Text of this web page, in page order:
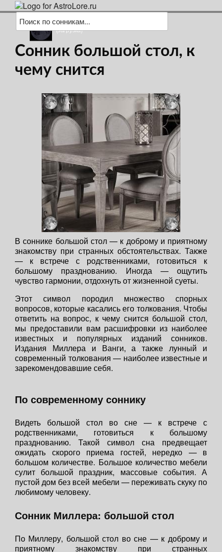
(загрузка)
Сонник большой стол, к
чему снится
В соннике большой стол — к доброму и приятному
знакомству при странных обстоятельствах. Также
— к встрече с родственниками, готовиться к
большому празднованию. Иногда — ощутить
чувство гармонии, отдохнуть от жизненной суеты.
Этот символ породил множество спорных
вопросов, которые касались его толкования. Чтобы
ответить на вопрос, к чему снится большой стол,
мы предоставили вам расшифровки из наиболее
известных и популярных изданий сонников.
Издания Миллера и Ванги, а также лунный и
современный толкования — наиболее известные и
зарекомендовавшие себя.
По современному соннику
Видеть большой стол во сне — к встрече с
родственниками, готовиться к большому
празднованию. Такой символ сна предвещает
ожидать скорого приема гостей, нередко — в
большом количестве. Большое количество мебели
сулит большой праздник, массовые события. А
пустой дом без всей мебели — переживать скуку по
любимому человеку.
Сонник Миллера: большой стол
По Миллеру, большой стол во сне — к доброму и
приятному знакомству при странных